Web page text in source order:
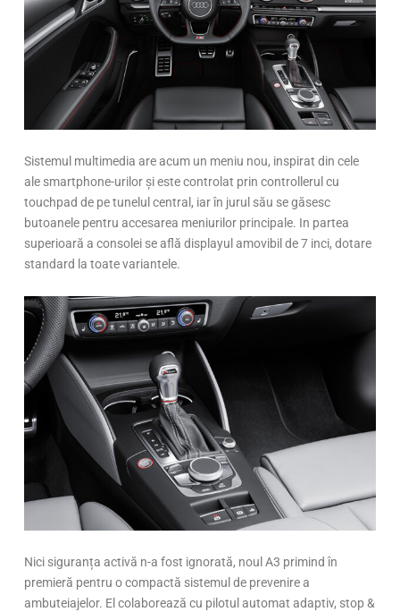
Sistemul multimedia are acum un meniu nou, inspirat din cele
ale smartphone-urilor și este controlat prin controllerul cu
touchpad de pe tunelul central, iar în jurul său se găsesc
butoanele pentru accesarea meniurilor principale. In partea
superioară a consolei se află displayul amovibil de 7 inci, dotare
standard la toate variantele.
Nici siguranța activă n-a fost ignorată, noul A3 primind în
premieră pentru o compactă sistemul de prevenire a
ambuteiajelor. El colaborează cu pilotul automat adaptiv, stop &